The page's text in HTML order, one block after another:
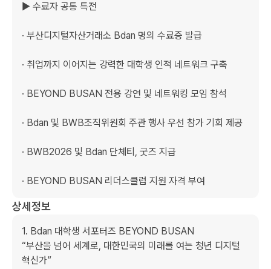
▶ 수료자 공통 특전
· 부산디지털자산거래소 Bdan 명의 수료증 발급
· 취업까지 이어지는 강력한 대학생 인적 네트워크 구축
· BEYOND BUSAN 전용 강연 및 네트워킹 모임 참석
· Bdan 및 BWB조직위원회 주관 행사 우선 참가 기회 제공
· BWB2026 및 Bdan 단체티, 굿즈 지급
· BEYOND BUSAN 리더스클럽 지원 자격 부여
상세정보
1. Bdan 대학생 서포터즈 BEYOND BUSAN
“부산을 넘어 세계로, 대한민국의 미래를 여는 청년 디지털
혁신가”